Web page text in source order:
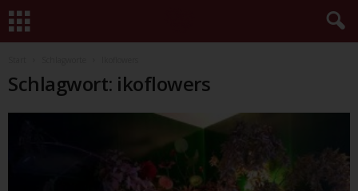
Schlagwort: ikoflowers